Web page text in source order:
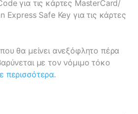
για τις κάρτες MasterCard/
Express Safe Key για τις κάρτες
θα μείνει ανεξόφλητο πέρα
με τον νόμιμο τόκο
περισσότερα.